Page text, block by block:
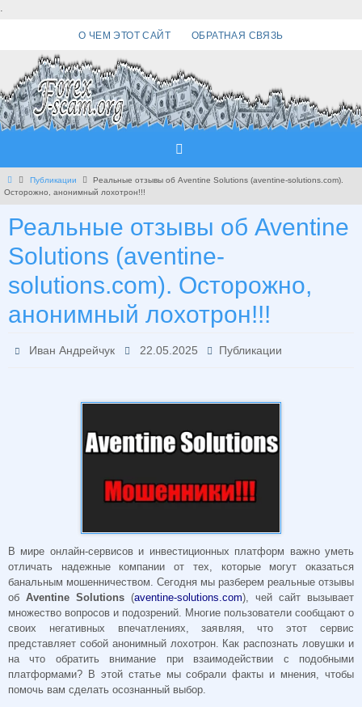
.
О ЧЕМ ЭТОТ САЙТ ОБРАТНАЯ СВЯЗЬ
Главная
Публикации
Реальные отзывы об Aventine Solutions (aventine-solutions.com).
Осторожно, анонимный лохотрон!!!
Реальные отзывы об Aventine
Solutions (aventine-
solutions.com). Осторожно,
анонимный лохотрон!!!
Иван Андрейчук 22.05.2025 Публикации
В мире онлайн-сервисов и инвестиционных платформ важно уметь
отличать надежные компании от тех, которые могут оказаться
банальным мошенничеством. Сегодня мы разберем реальные отзывы
об Aventine Solutions (aventine-solutions.com), чей сайт вызывает
множество вопросов и подозрений. Многие пользователи сообщают о
своих негативных впечатлениях, заявляя, что этот сервис
представляет собой анонимный лохотрон. Как распознать ловушки и
на что обратить внимание при взаимодействии с подобными
платформами? В этой статье мы собрали факты и мнения, чтобы
помочь вам сделать осознанный выбор.